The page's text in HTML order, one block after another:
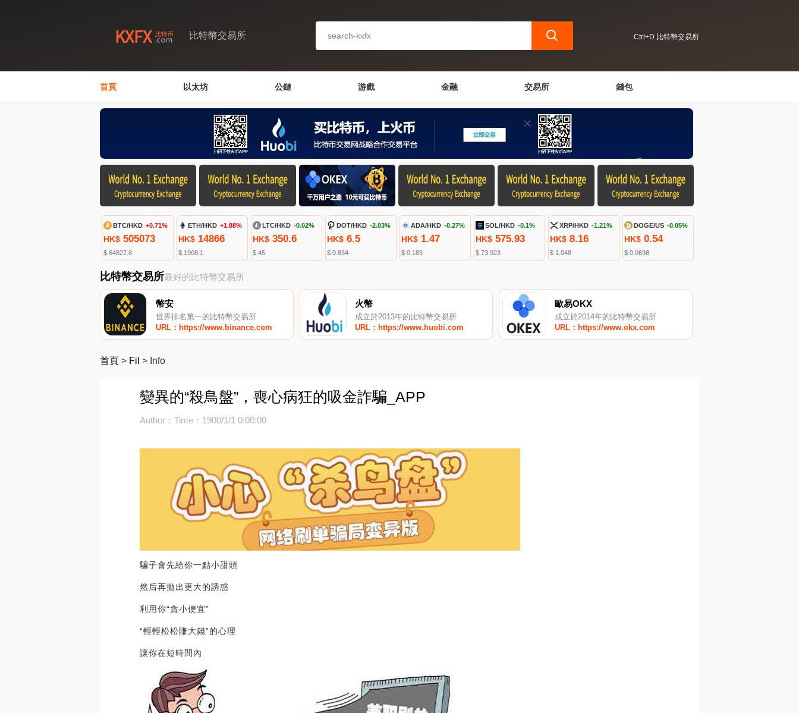
比特幣交易所 Ctrl+D 比特幣交易所
首頁 以太坊 公鏈 游戲 金融 交易所 錢包
BTC/HKD +0.71%
HK$ 505073
$ 64827.8
ETH/HKD +1.88%
HK$14866
$ 1908.1
LTC/HKD -0.02%
HK$350.6
$ 45
DOT/HKD -2.03%
HK$6.5
$ 0.834
ADA/HKD -0.27%
HK$1.47
$ 0.189
SOL/HKD -0.1%
HK$ 575.93
$ 73.923
XRP/HKD -1.21%
HK$ 8.16
$ 1.048
DOGE/US -0.05%
HK$ 0.54
$ 0.0698
比特幣交易所最好的比特幣交易所
幣安
世界排名第一的比特幣交易所
URL：https://www.binance.com
火幣
成立於2013年的比特幣交易所
URL：https://www.huobi.com
歐易OKX
成立於2014年的比特幣交易所
URL：https://www.okx.com
首頁 > Fil > Info
變異的“殺鳥盤”，喪心病狂的吸金詐騙_APP
Author：Time：1900/1/1 0:00:00
騙子會先給你一點小甜頭
然后再拋出更大的誘惑
利用你“貪小便宜”
“輕輕松松賺大錢”的心理
讓你在短時間內